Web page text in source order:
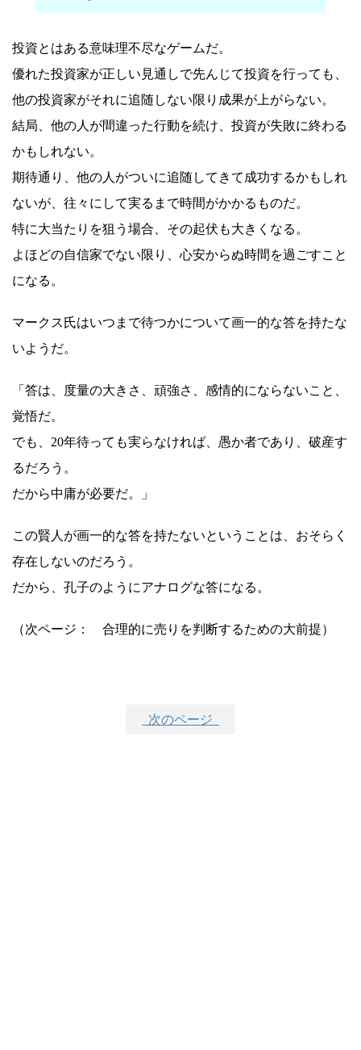
投資とはある意味理不尽なゲームだ。
優れた投資家が正しい見通しで先んじて投資を行っても、
他の投資家がそれに追随しない限り成果が上がらない。
結局、他の人が間違った行動を続け、投資が失敗に終わる
かもしれない。
期待通り、他の人がついに追随してきて成功するかもしれ
ないが、往々にして実るまで時間がかかるものだ。
特に大当たりを狙う場合、その起伏も大きくなる。
よほどの自信家でない限り、心安からぬ時間を過ごすこと
になる。
マークス氏はいつまで待つかについて画一的な答を持たな
いようだ。
「答は、度量の大きさ、頑強さ、感情的にならないこと、
覚悟だ。
でも、20年待っても実らなければ、愚か者であり、破産す
るだろう。
だから中庸が必要だ。」
この賢人が画一的な答を持たないということは、おそらく
存在しないのだろう。
だから、孔子のようにアナログな答になる。
（次ページ： 合理的に売りを判断するための大前提）
次のページ